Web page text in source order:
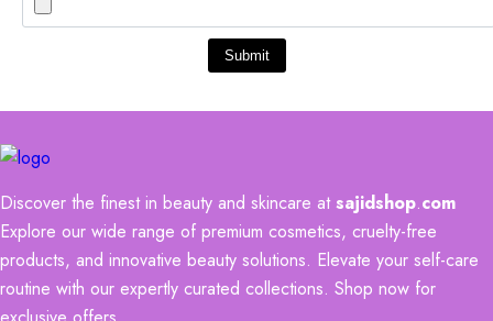
Submit
Discover the finest in beauty and skincare atsajidshop.com
Explore our wide range of premium cosmetics, cruelty-free
products, and innovative beauty solutions. Elevate your self-care
routine with our expertly curated collections. Shop now for